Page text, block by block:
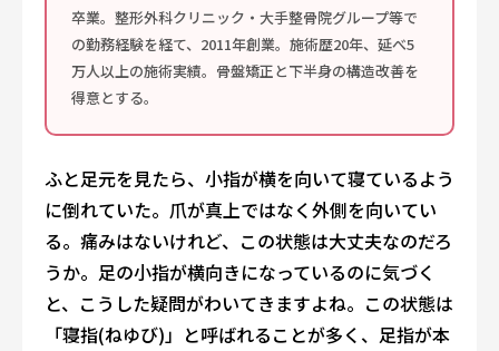
卒業。整形外科クリニック・大手整骨院グループ等で
の勤務経験を経て、2011年創業。施術歴20年、延べ5
万人以上の施術実績。骨盤矯正と下半身の構造改善を
得意とする。
ふと足元を見たら、小指が横を向いて寝ているよう
に倒れていた。爪が真上ではなく外側を向いてい
る。痛みはないけれど、この状態は大丈夫なのだろ
うか。足の小指が横向きになっているのに気づく
と、こうした疑問がわいてきますよね。この状態は
「寝指(ねゆび)」と呼ばれることが多く、足指が本